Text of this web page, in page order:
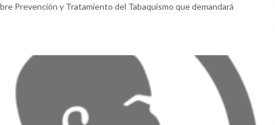
Prevención y Tratamiento del Tabaquismo que demandará